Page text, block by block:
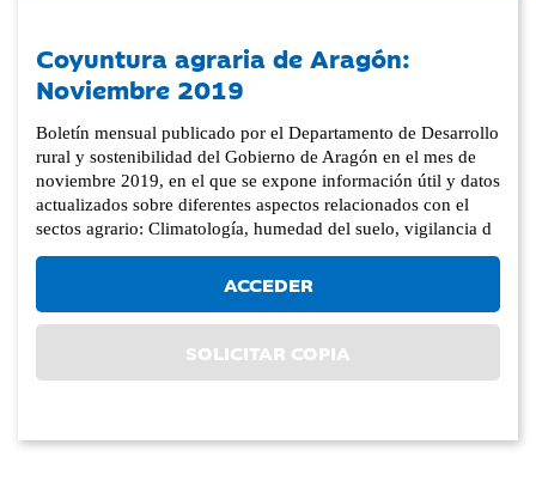
Coyuntura agraria de Aragón:
Noviembre 2019
Boletín mensual publicado por el Departamento de Desarrollo
rural y sostenibilidad del Gobierno de Aragón en el mes de
noviembre 2019, en el que se expone información útil y datos
actualizados sobre diferentes aspectos relacionados con el
sectos agrario: Climatología, humedad del suelo, vigilancia d
ACCEDER
SOLICITAR COPIA